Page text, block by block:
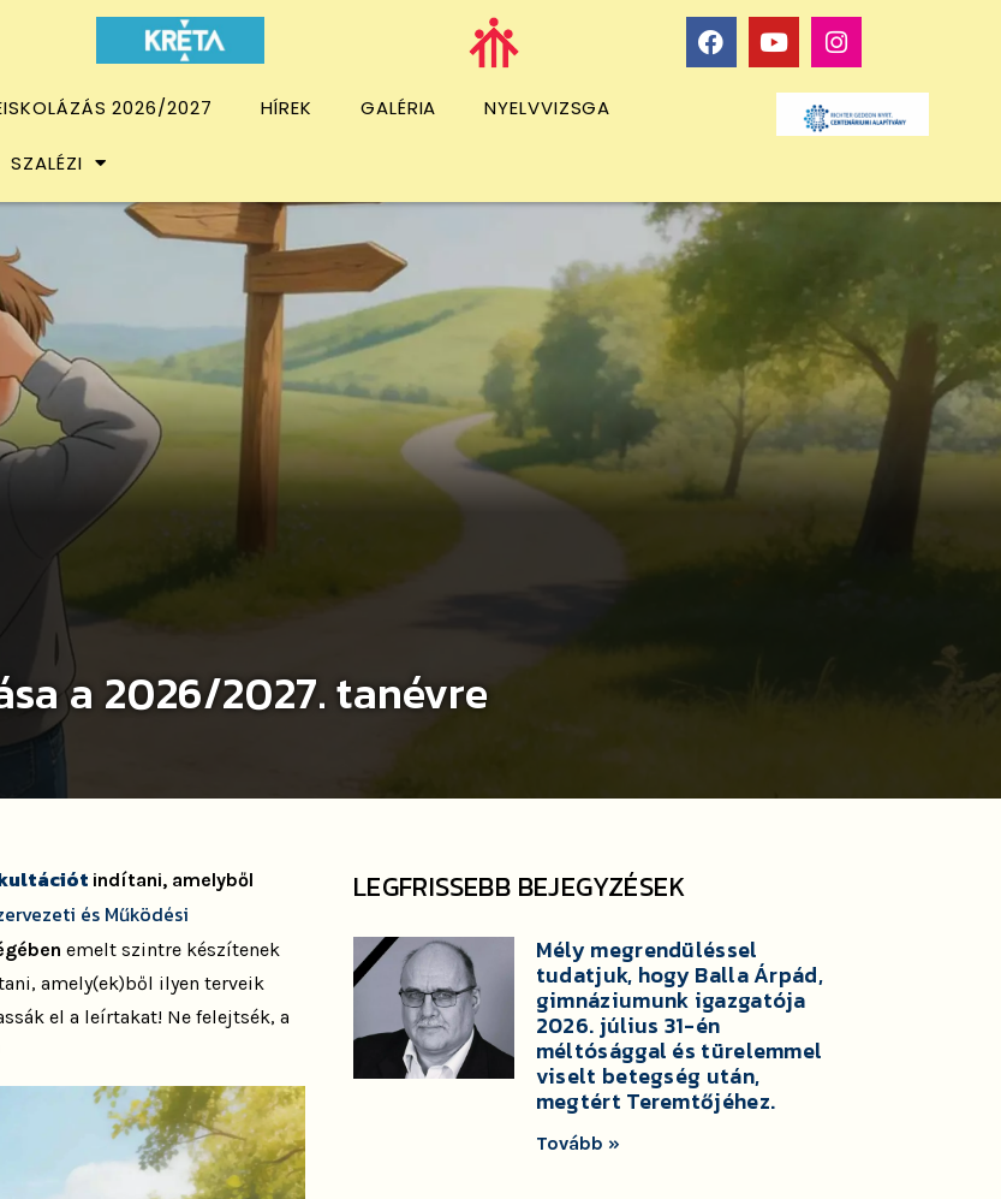
2026/2027 HÍREK GALÉRIA NYELVVIZSGA
SZALÉZI
a 2026/2027. tanévre
indítani, amelyből
és Működési
emelt szintre készítenek
amely(ek)ből ilyen terveik
el a leírtakat! Ne felejtsék, a
LEGFRISSEBB BEJEGYZÉSEK
Mély megrendüléssel
tudatjuk, hogy Balla Árpád,
gimnáziumunk igazgatója
2026. július 31-én
méltósággal és türelemmel
viselt betegség után,
megtért Teremtőjéhez.
Tovább »